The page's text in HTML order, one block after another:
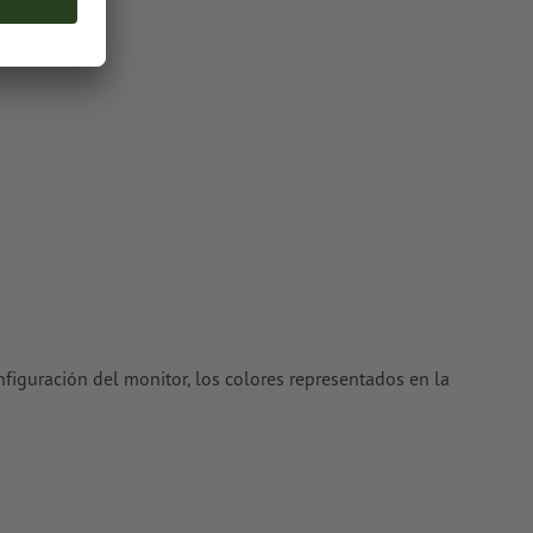
en tus
no
del monitor, los colores representados en la